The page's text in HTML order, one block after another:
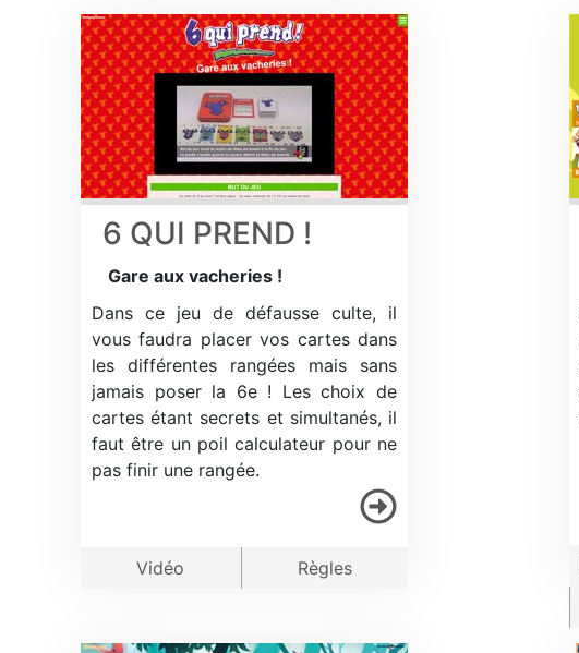
6 QUI PREND !
Gare aux vacheries !
Dans ce jeu de défausse culte, il
vous faudra placer vos cartes dans
les différentes rangées mais sans
jamais poser la 6e ! Les choix de
cartes étant secrets et simultanés, il
faut être un poil calculateur pour ne
pas finir une rangée.
Vidéo Règles